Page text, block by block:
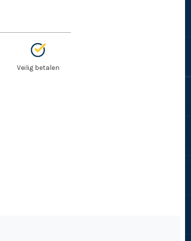
Veilig betalen